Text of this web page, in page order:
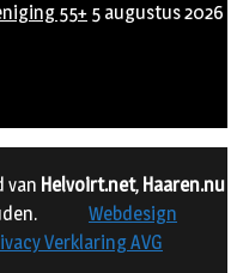
55+ 5 augustus 2026
van Helvoirt.net, Haaren.nu
Webdesign
Verklaring AVG